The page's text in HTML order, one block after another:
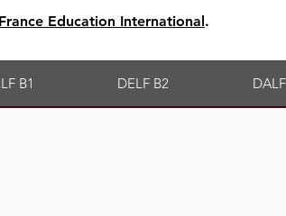
France Education International .
B1 DELF B2